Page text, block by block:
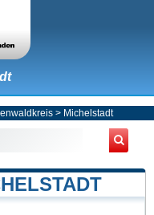
> Michelstadt